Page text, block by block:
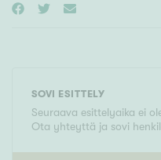
SOVI ESITTELY
Seuraava esittelyaika ei
Ota yhteyttä ja sovi